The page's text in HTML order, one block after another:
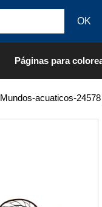
Páginas para
Mundos-acuaticos-